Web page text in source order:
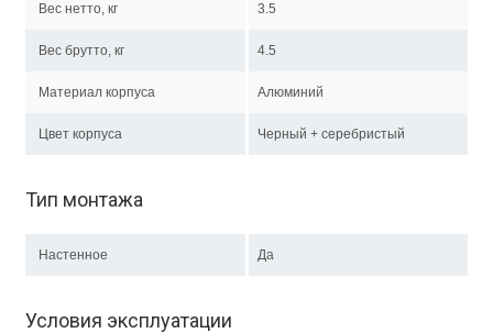
Вес нетто, кг 3.5
Вес брутто, кг 4.5
Материал корпуса Алюминий
Цвет корпуса Черный + серебристый
Тип монтажа
Настенное Да
Условия эксплуатации